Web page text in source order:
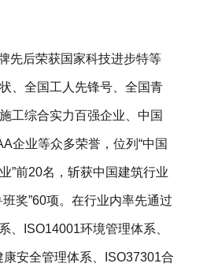
老牌先后荣获国家科技进步特等
、全国工人先锋号、全国青
工综合实力百强企业、中国
企业等众多荣誉，位列“中国
”前20名，斩获中国建筑行业
奖”60项。在行业内率先通过
、ISO14001环境管理体系、
安全管理体系、ISO37301合